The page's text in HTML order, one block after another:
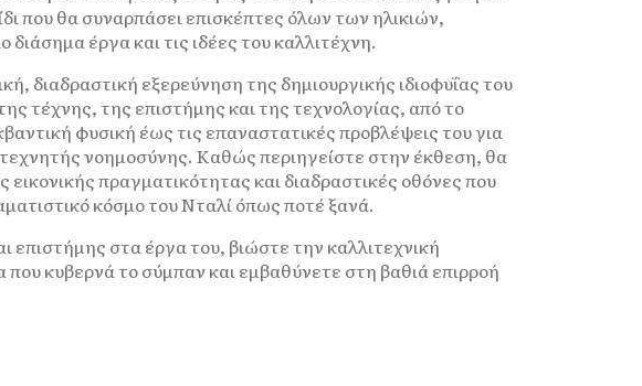
που θα συναρπάσει επισκέπτες όλων των ηλικιών,
έργα και τις ιδέες του καλλιτέχνη.
διαδραστική εξερεύνηση της δημιουργικής ιδιοφυΐας του
τέχνης, της επιστήμης και της τεχνολογίας, από το
φυσική έως τις επαναστατικές προβλέψεις του για
νοημοσύνης. Καθώς περιηγείστε στην έκθεση, θα
πραγματικότητας και διαδραστικές οθόνες που
κόσμο του Νταλί όπως ποτέ ξανά.
επιστήμης στα έργα του, βιώστε την καλλιτεχνική
που κυβερνά το σύμπαν και εμβαθύνετε στη βαθιά επιρροή